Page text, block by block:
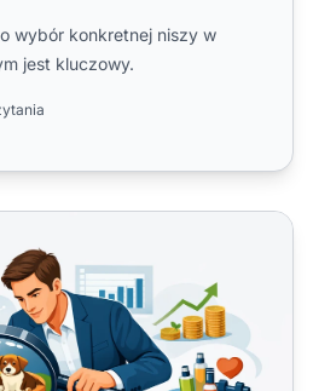
wybór konkretnej niszy w
jest kluczowy.
afiliacyjnym?